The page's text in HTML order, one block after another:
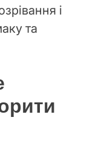
і
та